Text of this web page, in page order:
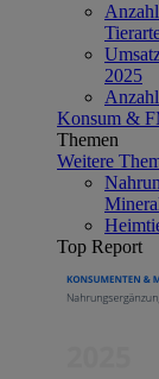
2025
Konsum &
Themen
Weitere
Top Report